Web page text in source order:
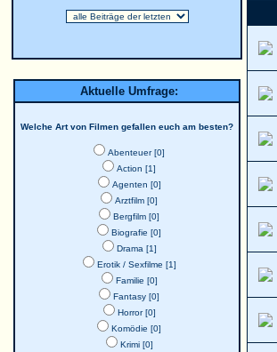
Aktuelle Umfrage:
Welche Art von Filmen gefallen euch am besten?
Abenteuer [0]
Action [1]
Agenten [0]
Arztfilm [0]
Bergfilm [0]
Biografie [0]
Drama [1]
Erotik / Sexfilme [1]
Familie [0]
Fantasy [0]
Horror [0]
Komödie [0]
Krimi [0]